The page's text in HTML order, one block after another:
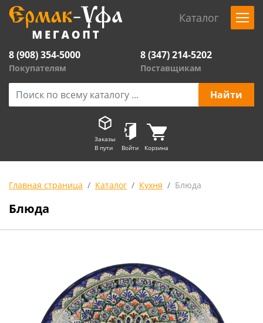
Каталог
8 (908) 354-5000
Покупателям
8 (347) 214-5202
Поставщикам
Заказы
В пути
Войти Корзина
Главная страница Каталог Кухня Блюда
Блюда